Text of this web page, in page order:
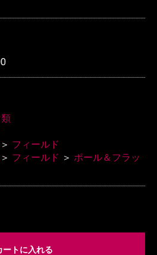
＞ フィールド
＞ フィールド ＞ ポール＆フラッ
ートに入れる